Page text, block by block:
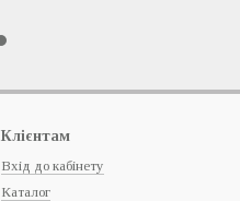
Клієнтам
Вхід до кабінету
Каталог